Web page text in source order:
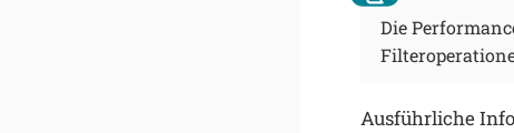
Die
Ausführliche